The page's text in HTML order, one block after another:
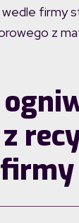
firmy
z